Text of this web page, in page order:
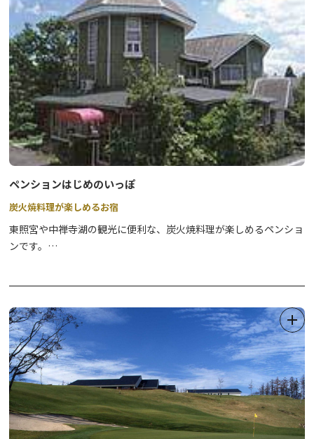
また、福祉、通院、飲み会の送迎など、親切・丁寧・安全な「中央
交通」のタクシーをご利用ください。
ベテラン乗務員が安全と満足をお約束し、皆様をお待ちしておりま
す！
ペンションはじめのいっぽ
炭火焼料理が楽しめるお宿
東照宮や中禅寺湖の観光に便利な、炭火焼料理が楽しめるペンショ
ンです。
ご宿泊の上、冬の日光の美しさを満喫してください。
また、開発合宿・ゼミ合宿の受け入れも行っております。
様々な情報を公式WEBサイトに詳しく掲載しておりますので、ぜ
ひご覧ください。
＜スノーシューツアー（参考）＞
●小田代原